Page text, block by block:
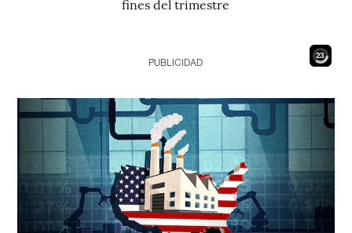
fines del trimestre
21
PUBLICIDAD